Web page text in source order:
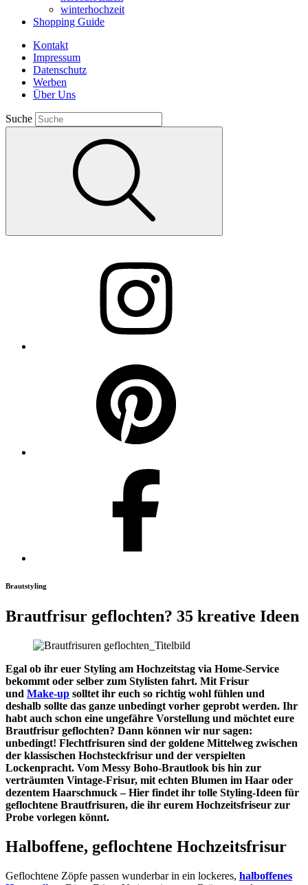
winterhochzeit
Shopping Guide
Kontakt
Impressum
Datenschutz
Werben
Über Uns
Suche
Brautstyling
Brautfrisur geflochten? 35 kreative Ideen
Egal ob ihr euer Styling am Hochzeitstag via Home-Service
bekommt oder selber zum Stylisten fahrt. Mit Frisur
und Make-up solltet ihr euch so richtig wohl fühlen und
deshalb sollte das ganze unbedingt vorher geprobt werden. Ihr
habt auch schon eine ungefähre Vorstellung und möchtet eure
Brautfrisur geflochten? Dann können wir nur sagen:
unbedingt! Flechtfrisuren sind der goldene Mittelweg zwischen
der klassischen Hochsteckfrisur und der verspielten
Lockenpracht. Vom Messy Boho-Brautlook bis hin zur
verträumten Vintage-Frisur, mit echten Blumen im Haar oder
dezentem Haarschmuck – Hier findet ihr tolle Styling-Ideen für
geflochtene Brautfrisuren, die ihr eurem Hochzeitsfriseur zur
Probe vorlegen könnt.
Halboffene, geflochtene Hochzeitsfrisur
Geflochtene Zöpfe passen wunderbar in ein lockeres, halboffenes